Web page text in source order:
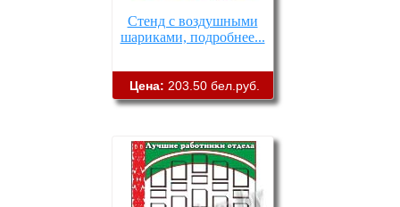
Стенд с воздушными
шариками, подробнее...
Цена: 203.50 бел.руб.